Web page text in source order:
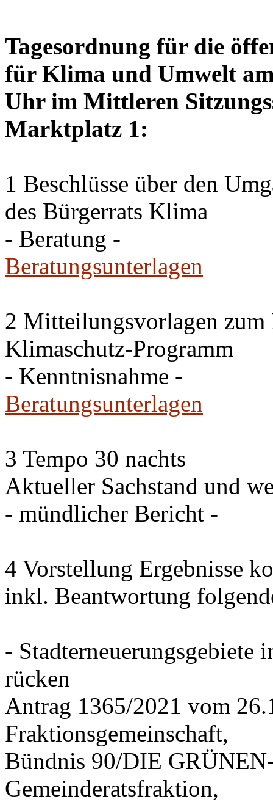
Tagesordnung für die
für Klima und Umwelt
Uhr im Mittleren
Marktplatz 1:
1 Beschlüsse über den
des Bürgerrats Klima
- Beratung -
Beratungsunterlagen
2 Mitteilungsvorlagen zum
Klimaschutz-Programm
- Kenntnisnahme -
Beratungsunterlagen
3 Tempo 30 nachts
Aktueller Sachstand und
- mündlicher Bericht -
4 Vorstellung Ergebnisse
inkl. Beantwortung
- Stadterneuerungsgebiete
rücken
Antrag 1365/2021 vom
Fraktionsgemeinschaft,
Bündnis 90/DIE
Gemeinderatsfraktion,